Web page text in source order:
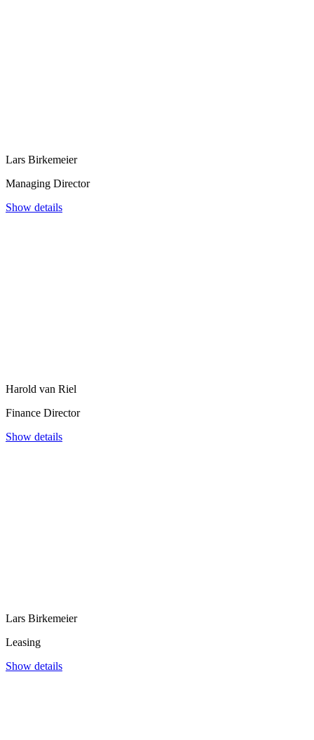
Lars Birkemeier
Managing Director
Show details
Harold van Riel
Finance Director
Show details
Lars Birkemeier
Leasing
Show details